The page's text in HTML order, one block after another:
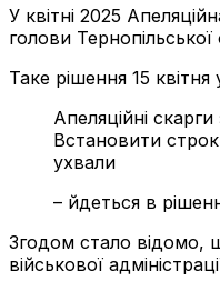
У квітні 2025
голови Тернопільської
Таке рішення 15
Апеляційні
Встановити строк
ухвали
– йдеться в
Згодом стало відомо,
військової